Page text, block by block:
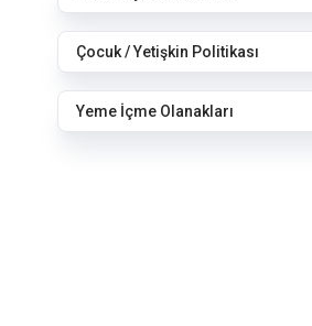
Çocuk / Yetişkin Politikası
Yeme İçme Olanakları